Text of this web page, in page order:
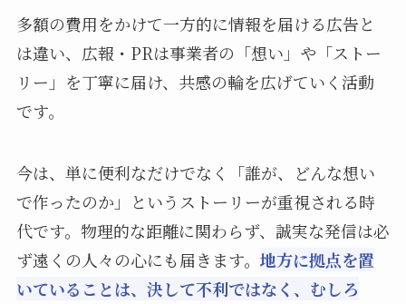
多額の費用をかけて一方的に情報を届ける広告と
は違い、広報・PRは事業者の「想い」や「ストー
リー」を丁寧に届け、共感の輪を広げていく活動
です。
今は、単に便利なだけでなく「誰が、どんな想い
で作ったのか」というストーリーが重視される時
代です。物理的な距離に関わらず、誠実な発信は必
ず遠くの人々の心にも届きます。 地方に拠点を置
いていることは、決して不利ではなく、むしろ